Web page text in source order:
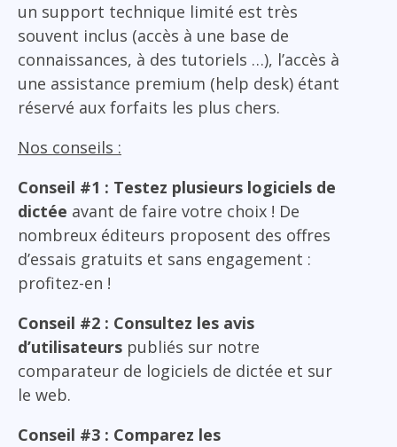
un support technique limité est très
souvent inclus (accès à une base de
connaissances, à des tutoriels …), l’accès à
une assistance premium (help desk) étant
réservé aux forfaits les plus chers.
Nos conseils :
Conseil #1 : Testez plusieurs logiciels de
dictée avant de faire votre choix ! De
nombreux éditeurs proposent des offres
d’essais gratuits et sans engagement :
profitez-en !
Conseil #2 : Consultez les avis
d’utilisateurs publiés sur notre
comparateur de logiciels de dictée et sur
le web.
Conseil #3 : Comparez les